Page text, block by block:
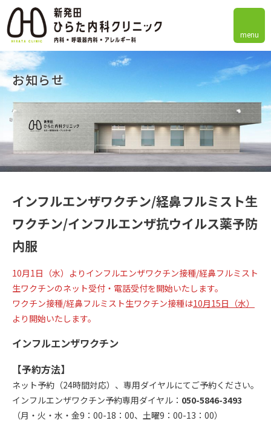
お知らせ
インフルエンザワクチン/経鼻フルミスト生
ワクチン/インフルエンザ抗ウイルス薬予防
内服
10月1日（水）よりインフルエンザワクチン接種/経鼻フルミスト
生ワクチンのネット受付・電話受付を開始いたします。
ワクチン接種/経鼻フルミスト生ワクチン接種は10月15日（水）
より開始いたします。
インフルエンザワクチン
【予約方法】
ネット予約（24時間対応）、専用ダイヤルにてご予約ください。
インフルエンザワクチン予約専用ダイヤル： 050-5846-3493
（月・火・水・金9：00-18：00、土曜9：00-13：00）
menu